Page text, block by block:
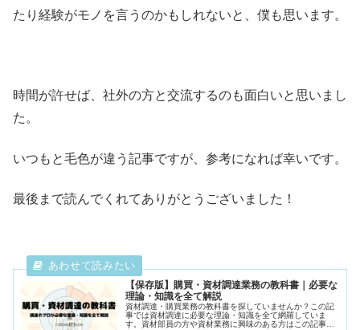
たり経験がモノを言うのかもしれないと、僕も思います。
時間が許せば、社外の方と交流するのも面白いと思いまし
た。
いつもと毛色が違う記事ですが、参考になれば幸いです。
最後まで読んでくれてありがとうございました！
【保存版】購買・資材調達業務の教科書｜必要な
理論・知識を全て解説
資材調達・購買業務の教科書を探していませんか？この記
事では資材調達に必要な理論・知識を全て網羅していま
す。資材部員の方や資材業務に興味のある方はこの記事を